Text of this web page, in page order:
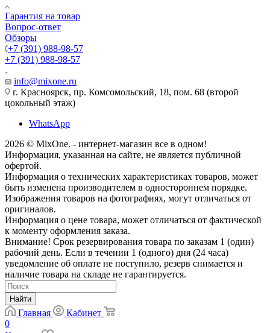
Гарантия на товар
Вопрос-ответ
Обзоры
+7 (391) 988-98-57
+7 (391) 988-98-57
info@mixone.ru
г. Красноярск, пр. Комсомольский, 18, пом. 68 (второй
цокольный этаж)
WhatsApp
2026 © MixOne. - интернет-магазин все в одном!
Информация, указанная на сайте, не является публичной
офертой.
Информация о технических характеристиках товаров, может
быть изменена производителем в одностороннем порядке.
Изображения товаров на фотографиях, могут отличаться от
оригиналов.
Информация о цене товара, может отличаться от фактической
к моменту оформления заказа.
Внимание! Срок резервирования товара по заказам 1 (один)
рабочий день. Если в течении 1 (одного) дня (24 часа)
уведомление об оплате не поступило, резерв снимается и
наличие товара на складе не гарантируется.
Найти
Главная
Кабинет
0